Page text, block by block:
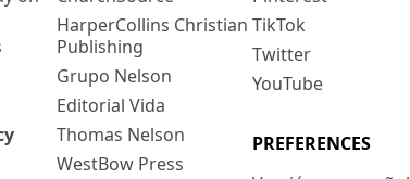
HarperCollins Christian
Publishing
Grupo Nelson
Editorial Vida
Thomas Nelson
WestBow Press
TikTok
Twitter
YouTube
PREFERENCES